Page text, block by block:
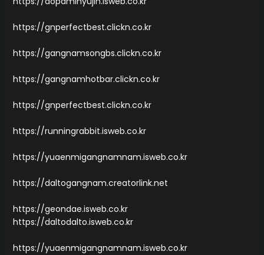
https://gnperfectbest.clickn.co.kr
https://gangnamsongbs.clickn.co.kr
https://gangnamhotbar.clickn.co.kr
https://gnperfectbest.clickn.co.kr
https://runningrabbit.isweb.co.kr
https://yuaenmigangnamnam.isweb.co.kr
https://daltogangnam.creatorlink.net
https://geondae.isweb.co.kr
https://daltodalto.isweb.co.kr
https://yuaenmigangnamnam.isweb.co.kr